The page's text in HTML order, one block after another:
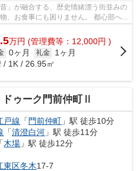
万円 (管理費等：12,000円 )
0ヶ月 礼金
1ヶ月
/ 1K / 26.95㎡
ゥーク門前仲町Ⅱ
戸線 「 門前仲町 」駅 徒歩10分
「清澄白河 」駅 徒歩11分
「木場 」駅 徒歩12分
東区冬木17-7